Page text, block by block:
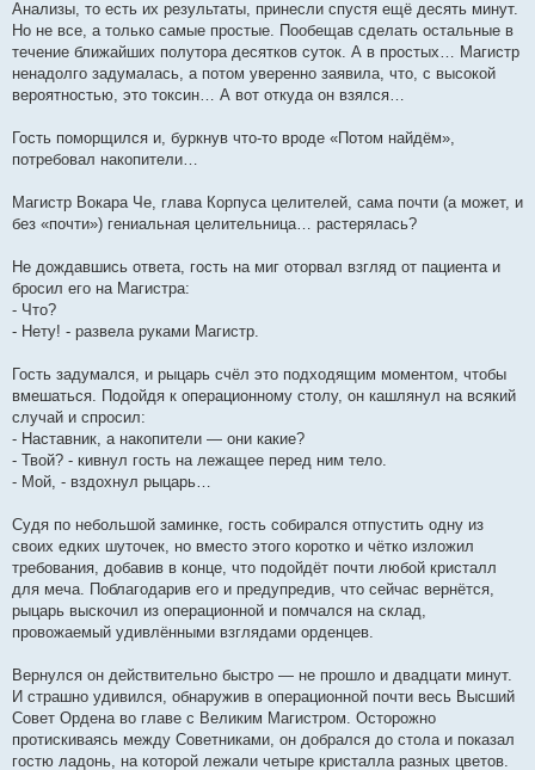
Анализы, то есть их результаты, принесли спустя ещё десять минут.
Но не все, а только самые простые. Пообещав сделать остальные в
течение ближайших полутора десятков суток. А в простых… Магистр
ненадолго задумалась, а потом уверенно заявила, что, с высокой
вероятностью, это токсин… А вот откуда он взялся…
Гость поморщился и, буркнув что-то вроде «Потом найдём»,
потребовал накопители…
Магистр Вокара Че, глава Корпуса целителей, сама почти (а может, и
без «почти») гениальная целительница… растерялась?
Не дождавшись ответа, гость на миг оторвал взгляд от пациента и
бросил его на Магистра:
- Что?
- Нету! - развела руками Магистр.
Гость задумался, и рыцарь счёл это подходящим моментом, чтобы
вмешаться. Подойдя к операционному столу, он кашлянул на всякий
случай и спросил:
- Наставник, а накопители — они какие?
- Твой? - кивнул гость на лежащее перед ним тело.
- Мой, - вздохнул рыцарь…
Судя по небольшой заминке, гость собирался отпустить одну из
своих едких шуточек, но вместо этого коротко и чётко изложил
требования, добавив в конце, что подойдёт почти любой кристалл
для меча. Поблагодарив его и предупредив, что сейчас вернётся,
рыцарь выскочил из операционной и помчался на склад,
провожаемый удивлёнными взглядами орденцев.
Вернулся он действительно быстро — не прошло и двадцати минут.
И страшно удивился, обнаружив в операционной почти весь Высший
Совет Ордена во главе с Великим Магистром. Осторожно
протискиваясь между Советниками, он добрался до стола и показал
гостю ладонь, на которой лежали четыре кристалла разных цветов.